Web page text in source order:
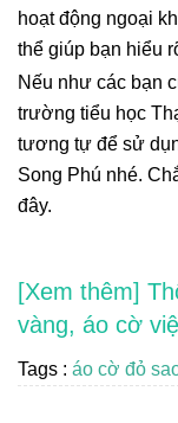
hoạt động ngoại
thể giúp bạn hiểu
Nếu như các bạn
trường tiểu học
tương tự để sử
Song Phú nhé.
đây.
[Xem thêm]
vàng, áo cờ
Tags : áo cờ đỏ